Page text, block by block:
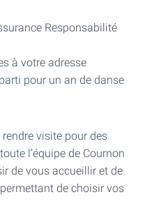
Responsabilité
à votre adresse
pour un an de danse
visite pour des
l’équipe de Cournon
de vous accueillir et de
de choisir vos